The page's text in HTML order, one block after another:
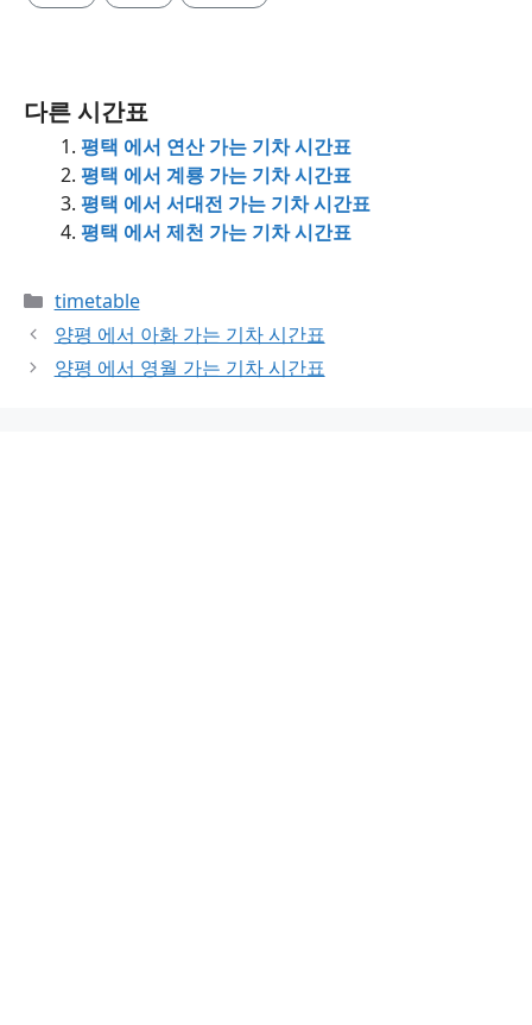
다른 시간표
평택 에서 연산 가는 기차 시간표
평택 에서 계룡 가는 기차 시간표
평택 에서 서대전 가는 기차 시간표
평택 에서 제천 가는 기차 시간표
Categories
timetable
양평 에서 아화 가는 기차 시간표
양평 에서 영월 가는 기차 시간표